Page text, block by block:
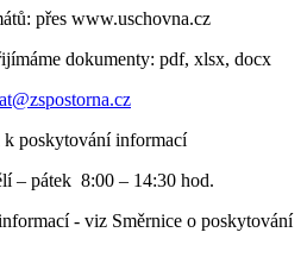
přes www.uschovna.cz
dokumenty: pdf, xlsx, docx
k poskytování informací
– pátek 8:00 – 14:30 hod.
- viz Směrnice o poskytování